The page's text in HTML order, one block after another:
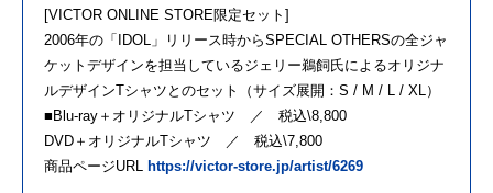
[VICTOR ONLINE STORE限定セット]
2006年の「IDOL」リリース時からSPECIAL OTHERSの全ジャ
ケットデザインを担当しているジェリー鵜飼氏によるオリジナ
ルデザインTシャツとのセット（サイズ展開：S / M / L / XL）
■Blu-ray＋オリジナルTシャツ ／ 税込\8,800
DVD＋オリジナルTシャツ ／ 税込\7,800
商品ページURL https://victor-store.jp/artist/6269